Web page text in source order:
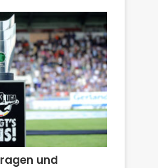
und